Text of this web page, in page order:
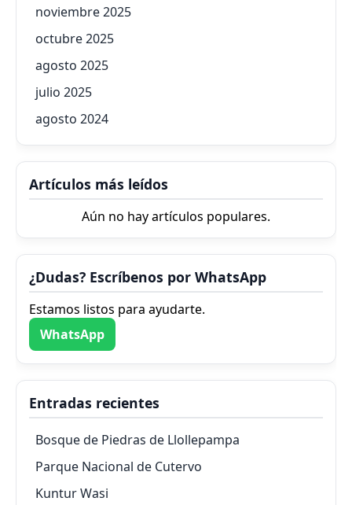
noviembre 2025
octubre 2025
agosto 2025
julio 2025
agosto 2024
Artículos más leídos
Aún no hay artículos populares.
¿Dudas? Escríbenos por WhatsApp
Estamos listos para ayudarte.
WhatsApp
Entradas recientes
Bosque de Piedras de Llollepampa
Parque Nacional de Cutervo
Kuntur Wasi